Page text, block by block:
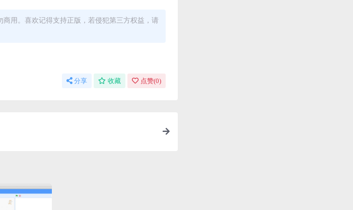
用。喜欢记得支持正版，若侵犯第三方权益，请
分享 收藏 点赞(0)